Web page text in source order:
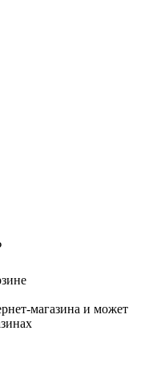
магазина и может